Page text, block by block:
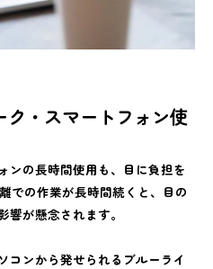
ク・スマートフォン使
ンの長時間使用も、目に負担を
での作業が長時間続くと、目の
が懸念されます。
コンから発せられるブルーライ